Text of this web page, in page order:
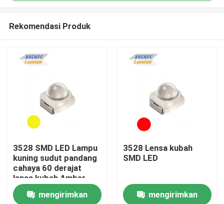
Rumah
Produk
Rekomendasi Produk
3528 SMD LED Lampu
kuning sudut pandang
cahaya 60 derajat
lensa kubah Amber
lampu dioda untuk
lampu lalu lintas
mengirimkan
3528 Lensa kubah
SMD LED
mengirimkan